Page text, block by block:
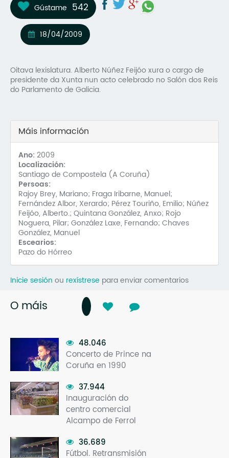
Gústame 542
18/04/2009
Oitava lexislatura. Alberto Núñez Feijóo xura o cargo de
presidente da Xunta nun acto celebrado no Salón dos Reis
do Parlamento de Galicia.
Máis información
Ano: 2009
Localización:
Santiago de Compostela (A Coruña)
Persoas:
Rajoy Brey, Mariano; Fraga Iribarne, Manuel;
Fernández Albor, Xerardo; Pérez Touriño, Emilio; Núñez
Feijóo, Alberto.; Quintana González, Anxo; Rojo
Noguera, Pilar; González Laxe, Fernando; Chaves
González, Manuel
Escearios:
Pazo do Hórreo
Inicie sesión ou rexístrese para enviar comentarios
O máis
48.046
Concerto de Prince na
Coruña en 1990
37.944
Inauguración do
centro comercial
Alcampo de Ferrol
36.689
Fútbol. Retransmisión